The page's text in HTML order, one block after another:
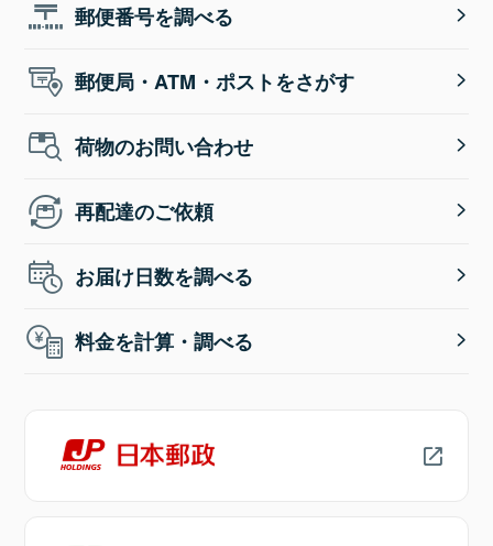
郵便番号を調べる
郵便局・ATM・ポストをさがす
荷物のお問い合わせ
再配達のご依頼
お届け日数を調べる
料金を計算・調べる